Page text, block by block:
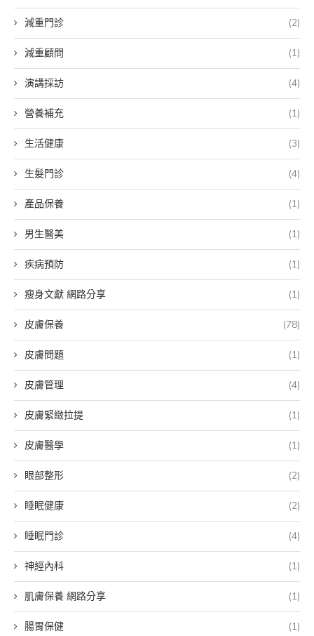
減重門診 (2)
減重顧問 (1)
演講採訪 (4)
營養補充 (1)
生活健康 (3)
生髮門診 (4)
產品保養 (1)
男生醫美 (1)
疾病預防 (1)
瘦身文獻 網路分享 (1)
皮膚保養 (78)
皮膚問題 (1)
皮膚管理 (4)
皮膚緊緻拉提 (1)
皮膚醫學 (1)
眼部整形 (2)
睡眠健康 (2)
睡眠門診 (4)
神經內科 (1)
肌膚保養 網路分享 (1)
腸胃保健 (1)